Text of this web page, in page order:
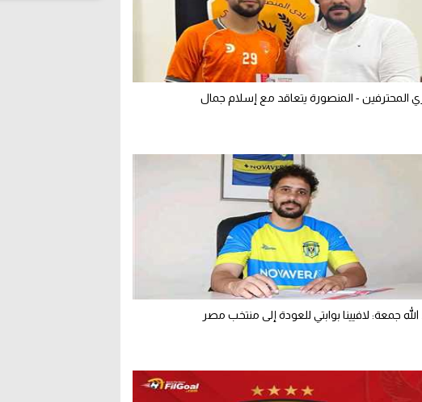
المحترفين - المنصورة يتعاقد مع إسلام جمال
الله جمعة: لافيينا بوابتي للعودة إلى منتخب مصر